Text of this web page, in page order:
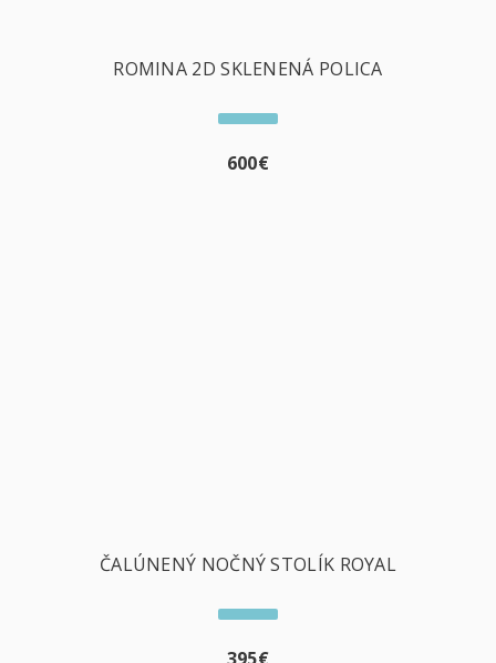
ROMINA 2D SKLENENÁ POLICA
600€
ČALÚNENÝ NOČNÝ STOLÍK ROYAL